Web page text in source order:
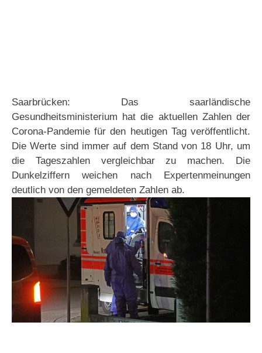
Saarbrücken: Das saarländische
Gesundheitsministerium hat die aktuellen Zahlen der
Corona-Pandemie für den heutigen Tag veröffentlicht.
Die Werte sind immer auf dem Stand von 18 Uhr, um
die Tageszahlen vergleichbar zu machen. Die
Dunkelziffern weichen nach Expertenmeinungen
deutlich von den gemeldeten Zahlen ab.